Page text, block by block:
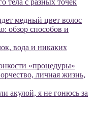
медный цвет волос
обзор способов и
вода и никаких
«процедуры»
личная жизнь,
акулой, я не гонюсь за